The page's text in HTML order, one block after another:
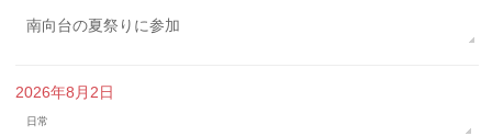
南向台の夏祭りに参加
2026年8月2日
日常